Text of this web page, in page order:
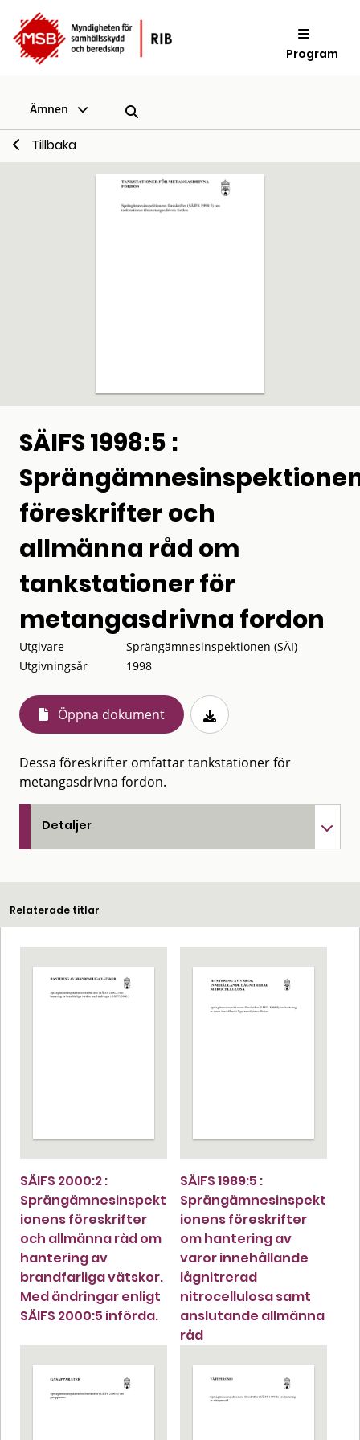
Program
Ämnen
Tillbaka
SÄIFS 1998:5 :
föreskrifter och
allmänna råd om
tankstationer för
metangasdrivna fordon
Utgivare
Sprängämnesinspektionen (SÄI)
Utgivningsår
1998
Öppna dokument
Dessa föreskrifter omfattar tankstationer för
metangasdrivna fordon.
Detaljer
Relaterade titlar
SÄIFS 2000:2 :
Sprängämnesinspekt
ionens föreskrifter
och allmänna råd om
hantering av
brandfarliga vätskor.
Med ändringar enligt
SÄIFS 2000:5 införda.
SÄIFS 1989:5 :
Sprängämnesinspekt
ionens föreskrifter
om hantering av
varor innehållande
lågnitrerad
nitrocellulosa samt
anslutande allmänna
råd